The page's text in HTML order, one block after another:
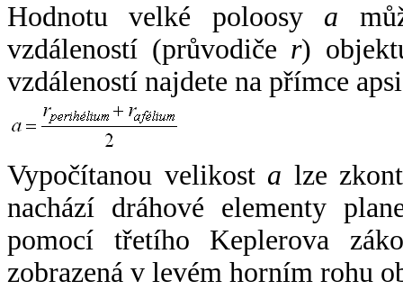
Hodnotu velké poloosy a
vzdáleností (průvodiče r)
vzdáleností najdete na přímce
Vypočítanou velikost a lze
nachází dráhové elementy
pomocí třetího Keplerova
zobrazená v levém horním rohu